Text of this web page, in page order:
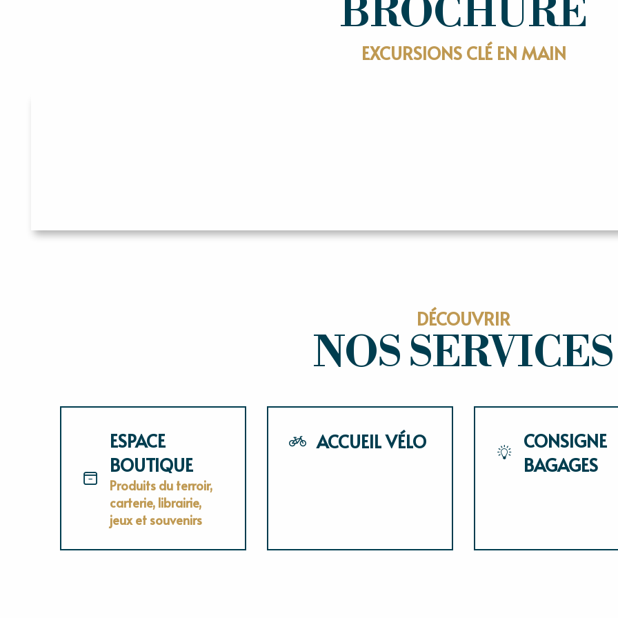
BROCHURE
EXCURSIONS CLÉ EN MAIN
DÉCOUVRIR
NOS SERVICES
ESPACE
BOUTIQUE
Produits du terroir,
carterie, librairie,
jeux et souvenirs
ACCUEIL VÉLO
CONSIGNE
BAGAGES